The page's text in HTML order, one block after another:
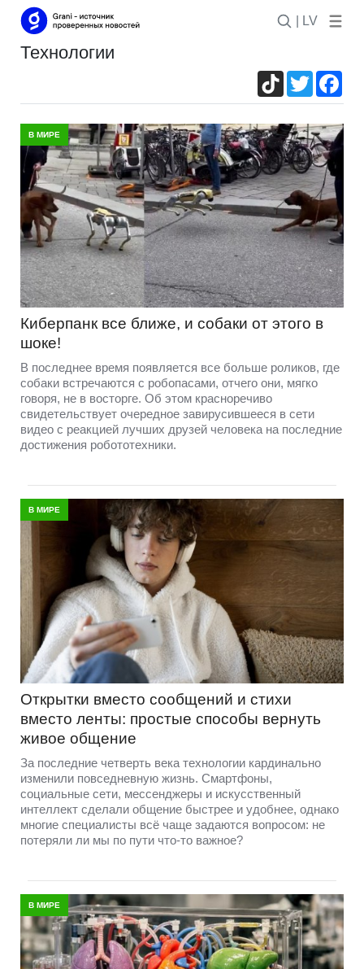
| LV
технологии
TikTokTwitter
В МИРЕ
Киберпанк все ближе, и собаки от этого в
шоке!
В последнее время появляется все больше роликов, где
собаки встречаются с робопасами, отчего они, мягко
говоря, не в восторге. Об этом красноречиво
свидетельствует очередное завирусившееся в сети
видео с реакцией лучших друзей человека на последние
достижения робототехники.
В МИРЕ
Открытки вместо сообщений и стихи
вместо ленты: простые способы вернуть
живое общение
За последние четверть века технологии кардинально
изменили повседневную жизнь. Смартфоны,
социальные сети, мессенджеры и искусственный
интеллект сделали общение быстрее и удобнее, однако
многие специалисты всё чаще задаются вопросом: не
потеряли ли мы по пути что-то важное?
В МИРЕ